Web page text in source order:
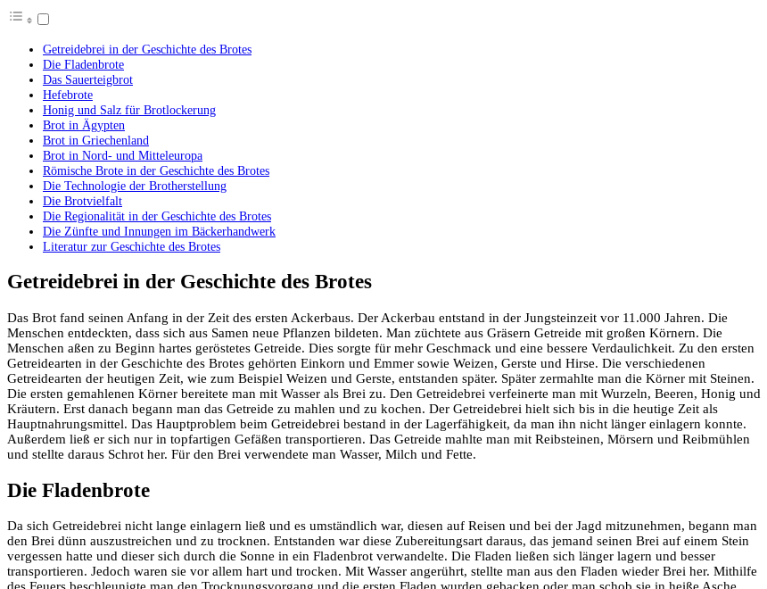
Getreidebrei in der Geschichte des Brotes
Die Fladenbrote
Das Sauerteigbrot
Hefebrote
Honig und Salz für Brotlockerung
Brot in Ägypten
Brot in Griechenland
Brot in Nord- und Mitteleuropa
Römische Brote in der Geschichte des Brotes
Die Technologie der Brotherstellung
Die Brotvielfalt
Die Regionalität in der Geschichte des Brotes
Die Zünfte und Innungen im Bäckerhandwerk
Literatur zur Geschichte des Brotes
Getreidebrei in der Geschichte des Brotes
Das Brot fand seinen Anfang in der Zeit des ersten Ackerbaus. Der Ackerbau entstand in der Jungsteinzeit vor 11.000 Jahren. Die
Menschen entdeckten, dass sich aus Samen neue Pflanzen bildeten. Man züchtete aus Gräsern Getreide mit großen Körnern. Die
Menschen aßen zu Beginn hartes geröstetes Getreide. Dies sorgte für mehr Geschmack und eine bessere Verdaulichkeit. Zu den ersten
Getreidearten in der Geschichte des Brotes gehörten Einkorn und Emmer sowie Weizen, Gerste und Hirse. Die verschiedenen
Getreidearten der heutigen Zeit, wie zum Beispiel Weizen und Gerste, entstanden später. Später zermahlte man die Körner mit Steinen.
Die ersten gemahlenen Körner bereitete man mit Wasser als Brei zu. Den Getreidebrei verfeinerte man mit Wurzeln, Beeren, Honig und
Kräutern. Erst danach begann man das Getreide zu mahlen und zu kochen. Der Getreidebrei hielt sich bis in die heutige Zeit als
Hauptnahrungsmittel. Das Hauptproblem beim Getreidebrei bestand in der Lagerfähigkeit, da man ihn nicht länger einlagern konnte.
Außerdem ließ er sich nur in topfartigen Gefäßen transportieren. Das Getreide mahlte man mit Reibsteinen, Mörsern und Reibmühlen
und stellte daraus Schrot her. Für den Brei verwendete man Wasser, Milch und Fette.
Die Fladenbrote
Da sich Getreidebrei nicht lange einlagern ließ und es umständlich war, diesen auf Reisen und bei der Jagd mitzunehmen, begann man
den Brei dünn auszustreichen und zu trocknen. Entstanden war diese Zubereitungsart daraus, das jemand seinen Brei auf einem Stein
vergessen hatte und dieser sich durch die Sonne in ein Fladenbrot verwandelte. Die Fladen ließen sich länger lagern und besser
transportieren. Jedoch waren sie vor allem hart und trocken. Mit Wasser angerührt, stellte man aus den Fladen wieder Brei her. Mithilfe